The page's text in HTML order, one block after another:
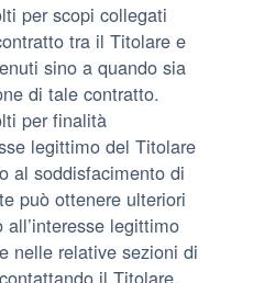
per scopi collegati
tra il Titolare e
sino a quando sia
di tale contratto.
per finalità
legittimo del Titolare
al soddisfacimento di
può ottenere ulteriori
legittimo
nelle relative sezioni di
il Titolare.